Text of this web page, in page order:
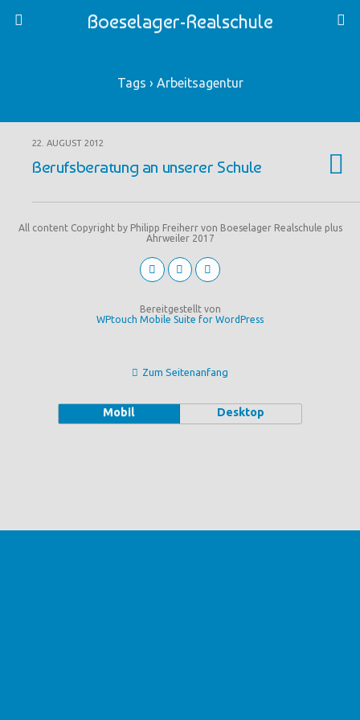
Boeselager-Realschule
Tags › Arbeitsagentur
22. AUGUST 2012
Berufsberatung an unserer Schule
All content Copyright by Philipp Freiherr von Boeselager Realschule plus
Ahrweiler 2017
Bereitgestellt von
WPtouch Mobile Suite for WordPress
Zum Seitenanfang
Mobil Desktop